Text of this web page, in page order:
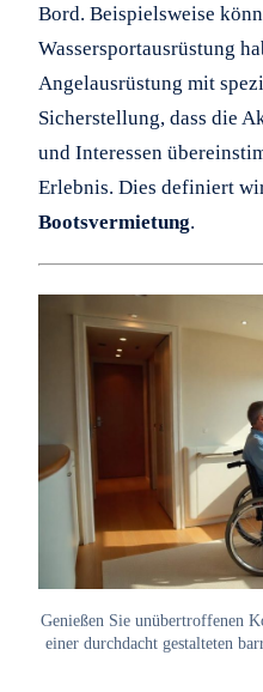
Bord. Beispielsweise
Wassersportausrüstung
Angelausrüstung mit
Sicherstellung, dass die
und Interessen
Erlebnis. Dies definiert
Bootsvermietung.
Genießen Sie unübertroffenen
einer durchdacht gestalteten